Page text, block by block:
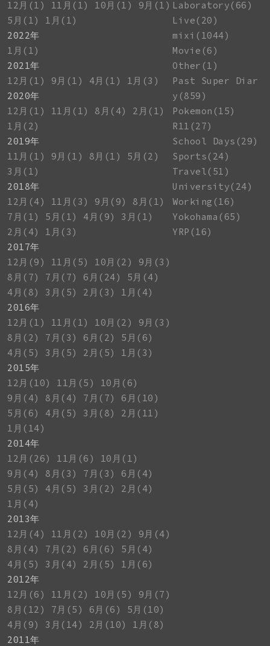
12月(1)
11月(1) 10月(1)
9月(1)
5月(1)
1月(1)
2022年
1月(1)
2021年
12月(1)
9月(1) 4月(1)
1月(3)
2020年
12月(1)
11月(1) 8月(4)
2月(1)
1月(2)
2019年
11月(1)
9月(1) 8月(1)
5月(2)
3月(1)
2018年
12月(4)
11月(3) 9月(9)
8月(1)
7月(1)
5月(1) 4月(9)
3月(1)
2月(4)
1月(3)
2017年
12月(9)
11月(5) 10月(2)
9月(3)
8月(7)
7月(7) 6月(24)
5月(4)
4月(8)
3月(5) 2月(3)
1月(4)
2016年
12月(1)
11月(1) 10月(2)
9月(3)
8月(2)
7月(3) 6月(2)
5月(6)
4月(5)
3月(5) 2月(5)
1月(3)
2015年
12月(10)
11月(5)
10月(6)
9月(4)
8月(4) 7月(7)
6月(10)
5月(6)
4月(5) 3月(8)
2月(11)
1月(14)
2014年
12月(26)
11月(6)
10月(1)
9月(4)
8月(3) 7月(3)
6月(4)
5月(5)
4月(5) 3月(2)
2月(4)
1月(4)
2013年
12月(4)
11月(2) 10月(2)
9月(4)
8月(4)
7月(2) 6月(6)
5月(4)
4月(5)
3月(4) 2月(5)
1月(6)
2012年
12月(6)
11月(2) 10月(5)
9月(7)
8月(12)
7月(5) 6月(6)
5月(10)
4月(9)
3月(14) 2月(10)
1月(8)
2011年
Laboratory(66)
Live(20)
mixi(1044)
Movie(6)
Other(1)
Past Super Diar
y(859)
Pokemon(15)
R11(27)
School Days(29)
Sports(24)
Travel(51)
University(24)
Working(16)
Yokohama(65)
YRP(16)